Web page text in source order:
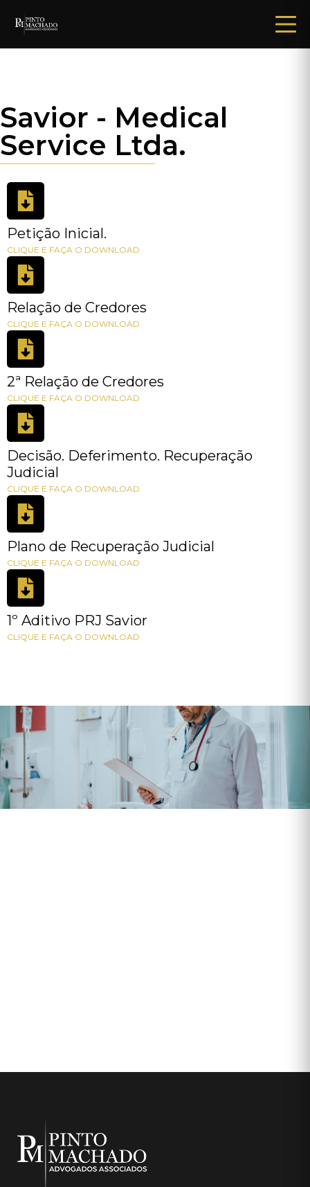
Savior - Medical
Service Ltda.
Petição Inicial.
CLIQUE E FAÇA O DOWNLOAD
Relação de Credores
CLIQUE E FAÇA O DOWNLOAD
2ª Relação de Credores
CLIQUE E FAÇA O DOWNLOAD
Decisão. Deferimento. Recuperação
Judicial
CLIQUE E FAÇA O DOWNLOAD
Plano de Recuperação Judicial
CLIQUE E FAÇA O DOWNLOAD
1º Aditivo PRJ Savior
CLIQUE E FAÇA O DOWNLOAD